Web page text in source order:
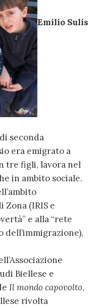
Emilio Sulis
seconda
era emigrato a
tre figli, lavora nel
in ambito sociale.
Zona (IRIS e
e alla “rete
Biellese e
Il mondo capovolto,
rivolta